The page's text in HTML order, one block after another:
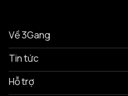
Về 3Gang
Tin tức
Hỗ trợ